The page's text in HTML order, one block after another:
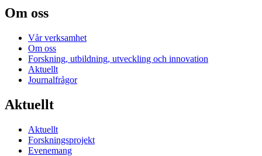
Om oss
Vår verksamhet
Om oss
Forskning, utbildning, utveckling och innovation
Aktuellt
Journalfrågor
Aktuellt
Aktuellt
Forskningsprojekt
Evenemang